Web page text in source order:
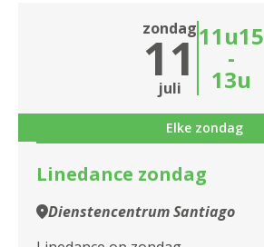
zondag
11
juli
11u15
-
13u
Elke zondag
Linedance zondag
Dienstencentrum Santiago